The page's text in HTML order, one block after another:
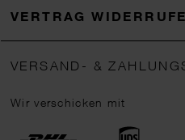
VERTRAG
VERSAND- &
Wir verschicken mit